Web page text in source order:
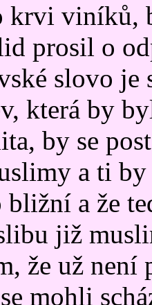
krvi viníků,
prosil o
slovo je
která by
by se
a ti
a že
již
že už není
mohli